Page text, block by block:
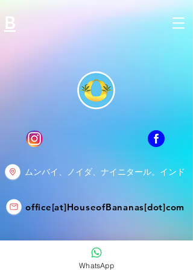
B
ムンバイ、ノイダ、ナイニタール。インド
office[at]HouseofBananas[dot]com
WhatsApp